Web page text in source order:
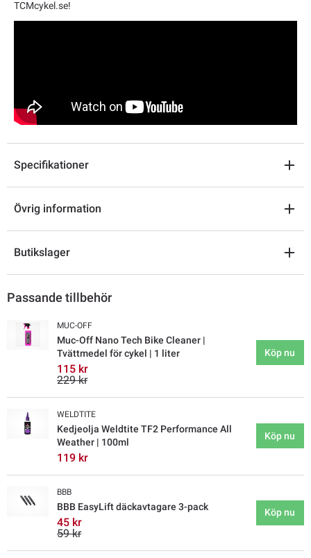
TCMcykel.se!
Specifikationer
Övrig information
Butikslager
Passande tillbehör
MUC-OFF
Muc-Off Nano Tech Bike Cleaner |
Tvättmedel för cykel | 1 liter
115 kr
229 kr
Köp nu
WELDTITE
Kedjeolja Weldtite TF2 Performance All
Weather | 100ml
119 kr
Köp nu
BBB
BBB EasyLift däckavtagare 3-pack
45 kr
59 kr
Köp nu